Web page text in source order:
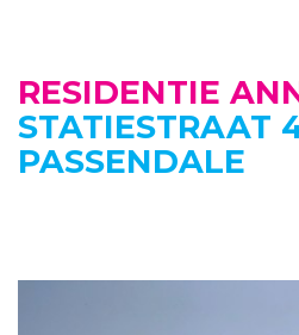
RESIDENTIE
STATIESTRAAT
PASSENDALE